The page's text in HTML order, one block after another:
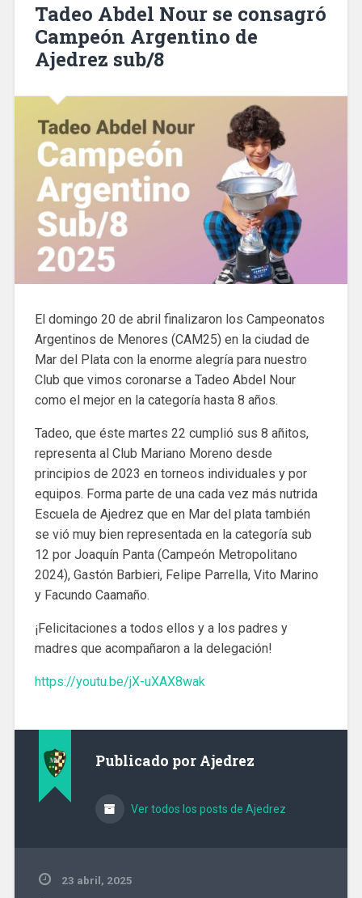
Tadeo Abdel Nour se consagró
Campeón Argentino de
Ajedrez sub/8
El domingo 20 de abril finalizaron los Campeonatos
Argentinos de Menores (CAM25) en la ciudad de
Mar del Plata con la enorme alegría para nuestro
Club que vimos coronarse a Tadeo Abdel Nour
como el mejor en la categoría hasta 8 años.
Tadeo, que éste martes 22 cumplió sus 8 añitos,
representa al Club Mariano Moreno desde
principios de 2023 en torneos individuales y por
equipos. Forma parte de una cada vez más nutrida
Escuela de Ajedrez que en Mar del plata también
se vió muy bien representada en la categoría sub
12 por Joaquín Panta (Campeón Metropolitano
2024), Gastón Barbieri, Felipe Parrella, Vito Marino
y Facundo Caamaño.
¡Felicitaciones a todos ellos y a los padres y
madres que acompañaron a la delegación!
https://youtu.be/jX-uXAX8wak
Publicado por Ajedrez
Ver todos los posts de Ajedrez
23 abril, 2025